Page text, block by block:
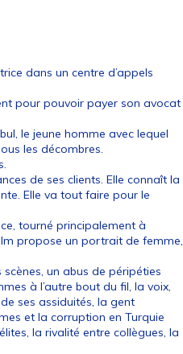
dans un centre d’appels
pour pouvoir payer son avocat
le jeune homme avec lequel
les décombres.
de ses clients. Elle connaît la
Elle va tout faire pour le
tourné principalement à
propose un portrait de femme,
un abus de péripéties
à l’autre bout du fil, la voix,
ses assiduités, la gent
et la corruption en Turquie
la rivalité entre collègues, la